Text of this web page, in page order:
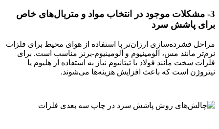
3- مشکلات موجود در انتخاب مواد و متریال‌های خاص
برای پاشش سرد
مراحل فشرده‌سازی ارزان‌تر با استفاده از هوای محیط برای فلزات
نرم‌تر مانند مس، آلومینیوم و آلومینیوم-برنز مناسب است. برای
فلزات سخت مانند فولاد یا تیتانیوم نیاز به استفاده از هلیوم یا
نیتروژن است که باعث افزایش هزینه‌ها می‌شوند.